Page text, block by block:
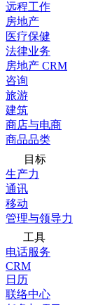
远程工作
房地产
医疗保健
法律业务
房地产 CRM
咨询
旅游
建筑
商店与电商
商品品类
目标
生产力
通讯
移动
管理与领导力
工具
电话服务
CRM
日历
联络中心